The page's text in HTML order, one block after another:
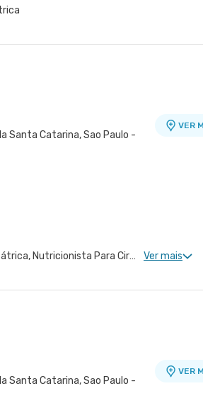
Santa Catarina, Sao Paulo -
VER
Nutrição Pediátrica, Cirurgia Bariátrica, Nutricionista Para Cirurgia Bariátrica Ver mais
Santa Catarina, Sao Paulo -
VER